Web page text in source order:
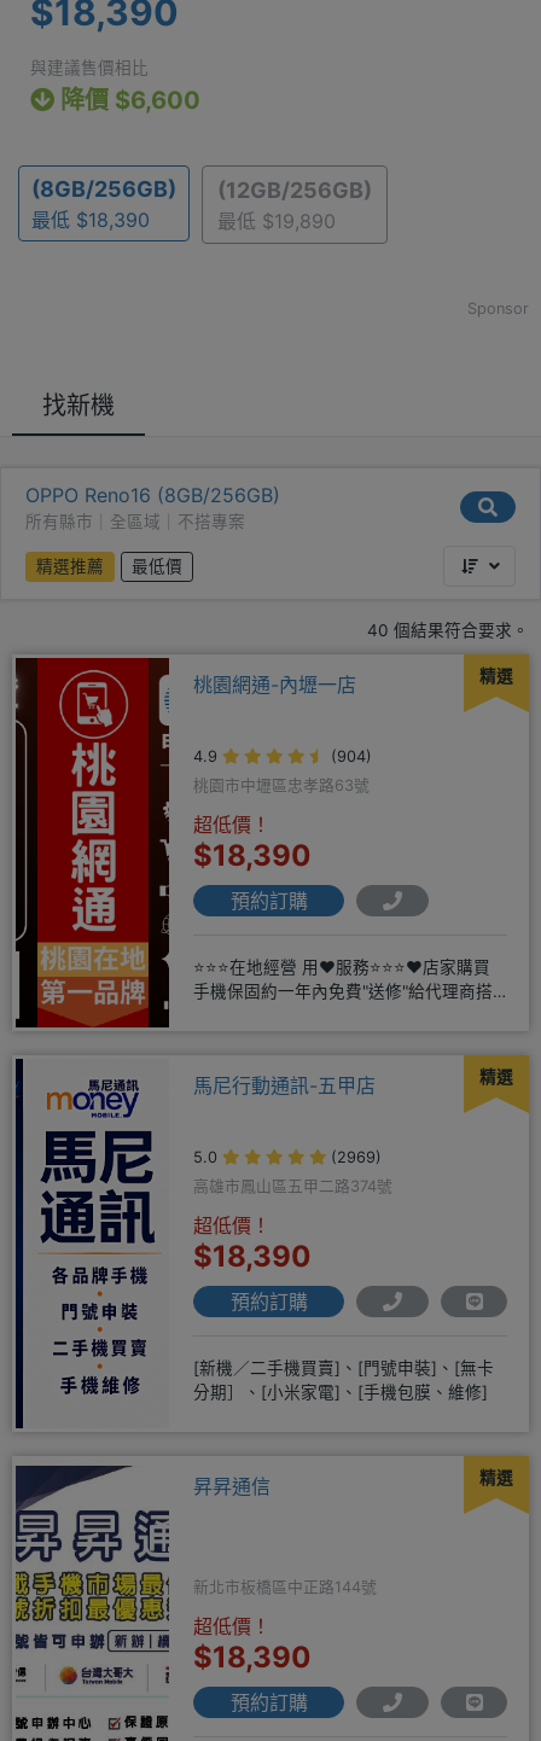
$18,390
與建議售價相比
降價 $6,600
(8GB/256GB)
最低 $18,390
(12GB/256GB)
最低 $19,890
Sponsor
找新機
OPPO Reno16 (8GB/256GB)
所有縣市｜全區域｜不搭專案
精選推薦 最低價
40 個結果符合要求。
精選
桃園網通-內壢一店
4.9
(904)
桃園市中壢區忠孝路63號
超低價！
$18,390
預約訂購
⭐⭐⭐在地經營 用❤️服務⭐⭐⭐❤️店家購買
手機保固約一年內免費"送修"給代理商搭
精選
馬尼行動通訊-五甲店
5.0
(2969)
高雄市鳳山區五甲二路374號
超低價！
$18,390
預約訂購
[新機／二手機買賣]、[門號申裝]、[無卡
分期］、[小米家電]、[手機包膜、維修]
精選
昇昇通信
新北市板橋區中正路144號
超低價！
$18,390
預約訂購